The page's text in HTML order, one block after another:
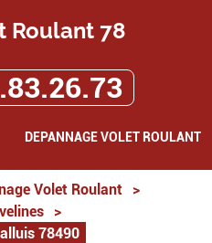
Roulant 78
DEPANNAGE VOLET ROULANT
Volet Roulant
>
>
78490